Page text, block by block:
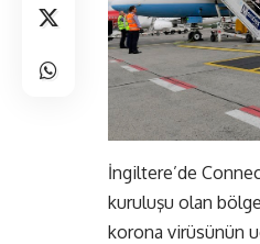
İngiltere’de
kuruluşu olan
korona virüsünün